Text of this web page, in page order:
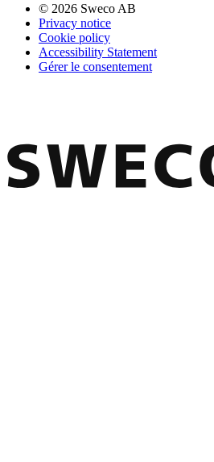
© 2026 Sweco AB
Privacy notice
Cookie policy
Accessibility Statement
Gérer le consentement